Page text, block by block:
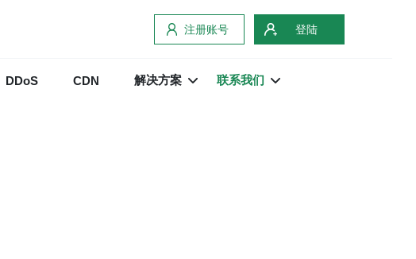
注册账号 登陆
DDoS CDN 解决方案 联系我们